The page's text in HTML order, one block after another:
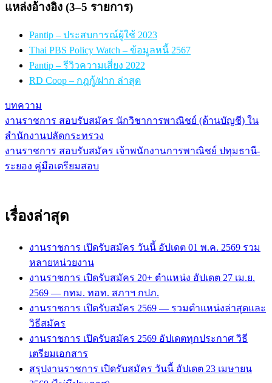
แหล่งอ้างอิง (3–5 รายการ)
Pantip – ประสบการณ์ผู้ใช้ 2023
Thai PBS Policy Watch – ข้อมูลหนี้ 2567
Pantip – รีวิวความเสี่ยง 2022
RD Coop – กฎกู้/ฝาก ล่าสุด
บทความ
แนะแนว
เรื่อง
งานราชการ สอบรับสมัคร นักวิชาการพาณิชย์ (ด้านบัญชี) ใน
สำนักงานปลัดกระทรวง
งานราชการ สอบรับสมัคร เจ้าพนักงานการพาณิชย์ ปทุมธานี-
ระยอง คู่มือเตรียมสอบ
เรื่องล่าสุด
งานราชการ เปิดรับสมัคร วันนี้ อัปเดต 01 พ.ค. 2569 รวม
หลายหน่วยงาน
งานราชการ เปิดรับสมัคร 20+ ตำแหน่ง อัปเดต 27 เม.ย.
2569 — กทม. ทอท. สภาฯ กปภ.
งานราชการ เปิดรับสมัคร 2569 — รวมตำแหน่งล่าสุดและ
วิธีสมัคร
งานราชการ เปิดรับสมัคร 2569 อัปเดตทุกประกาศ วิธี
เตรียมเอกสาร
สรุปงานราชการ เปิดรับสมัคร วันนี้ อัปเดต 23 เมษายน